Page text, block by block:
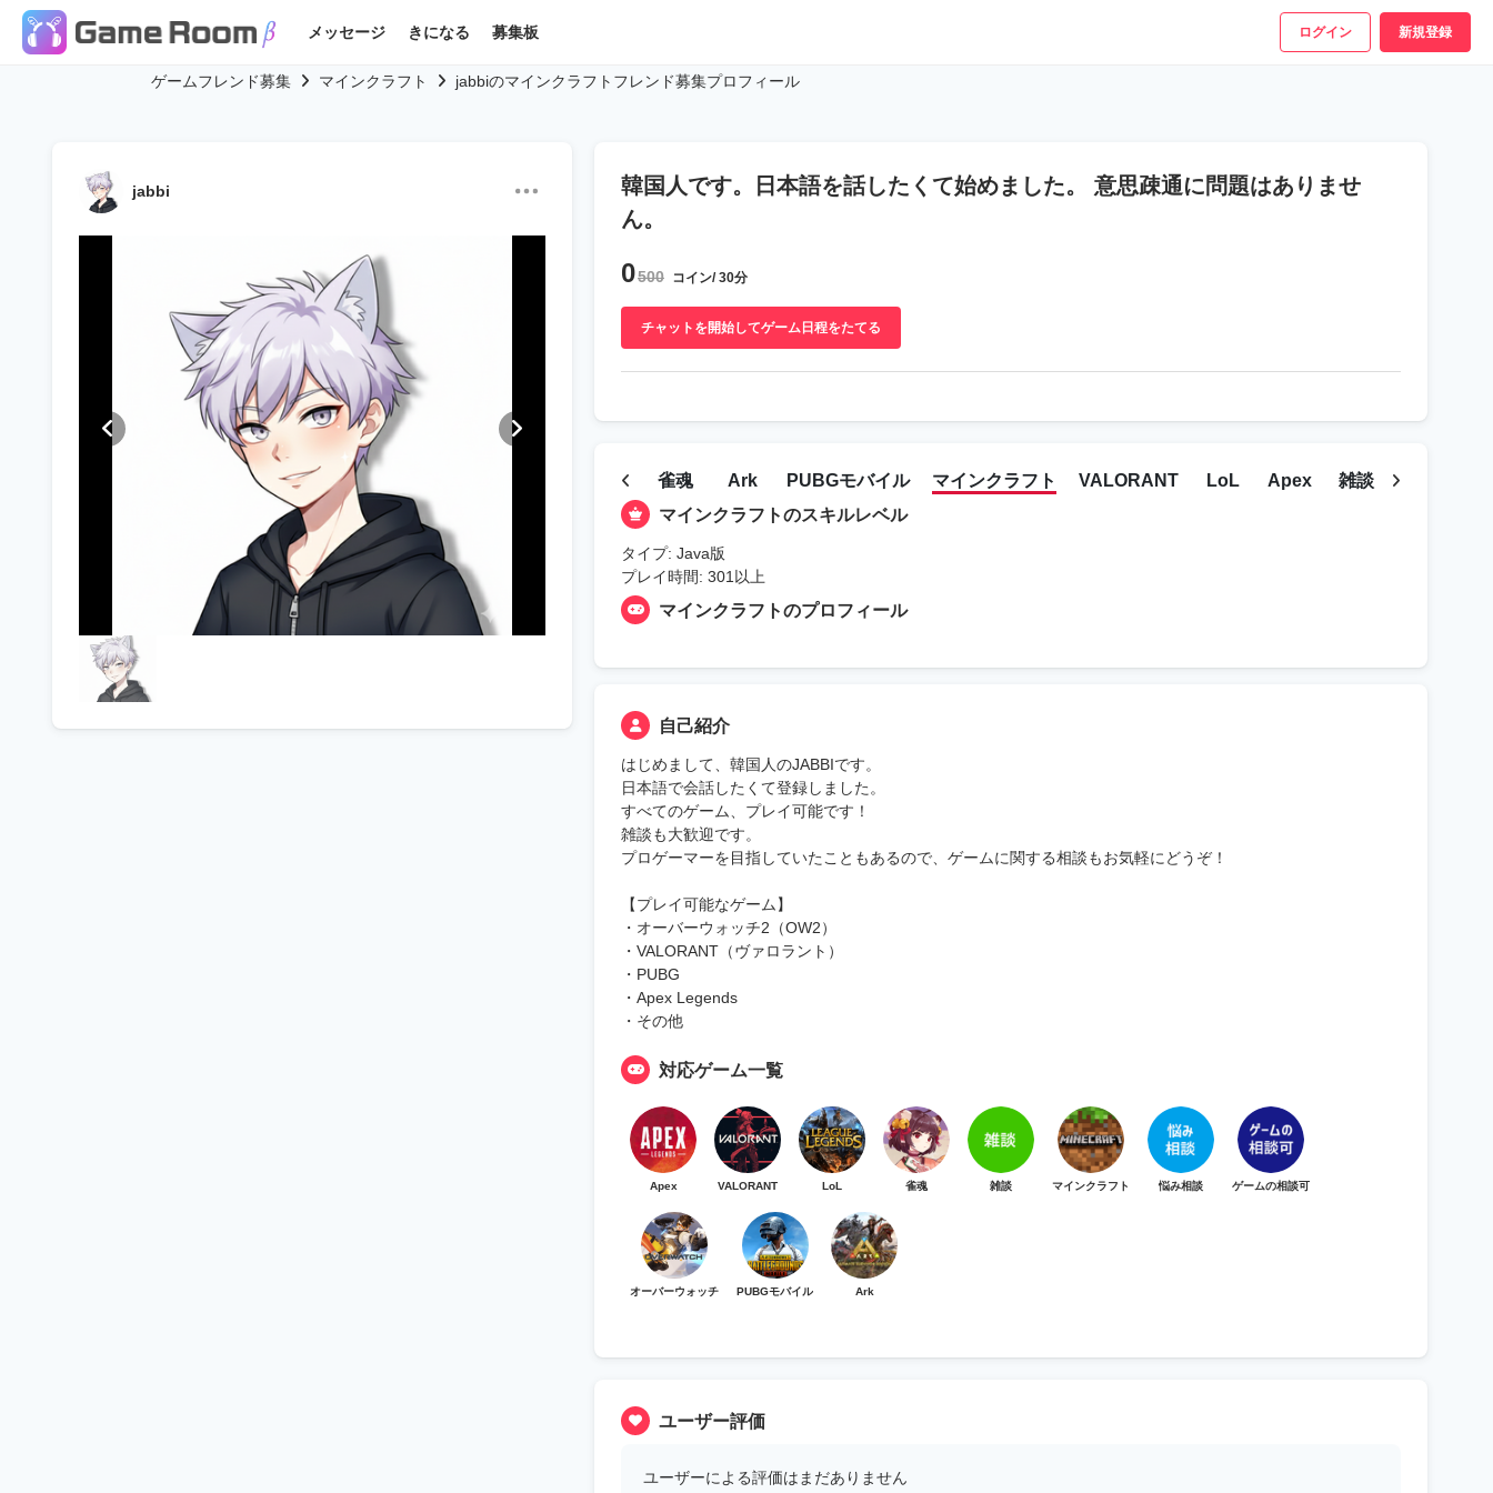
メッセージ きになる 募集板 ログイン 新規登録
ゲームフレンド募集 マインクラフト jabbiのマインクラフトフレンド募集プロフィール
jabbi
韓国人です。日本語を話したくて始めました。 意思疎通に問題はありませ
ん。
0500 コイン/ 30分
チャットを開始してゲーム日程をたてる
雀魂 Ark PUBGモバイル マインクラフト VALORANT LoL Apex 雑談
マインクラフトのスキルレベル
タイプ: Java版
プレイ時間: 301以上
マインクラフトのプロフィール
自己紹介
はじめまして、韓国人のJABBIです。
日本語で会話したくて登録しました。
すべてのゲーム、プレイ可能です！
雑談も大歓迎です。
プロゲーマーを目指していたこともあるので、ゲームに関する相談もお気軽にどうぞ！
【プレイ可能なゲーム】
・オーバーウォッチ2（OW2）
・VALORANT（ヴァロラント）
・PUBG
・Apex Legends
・その他
対応ゲーム一覧
Apex VALORANT LoL 雀魂 雑談 マインクラフト 悩み相談 ゲームの相談可
オーバーウォッチ PUBGモバイル Ark
ユーザー評価
ユーザーによる評価はまだありません